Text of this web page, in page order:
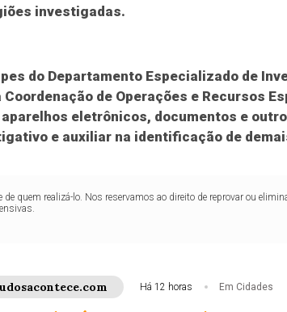
investigadas.
do Departamento Especializado de
de Operações e Recursos
eletrônicos, documentos e
e auxiliar na identificação de
quem realizá-lo. Nos reservamos ao direito de reprovar ou
Há 12 horas Em Cidades